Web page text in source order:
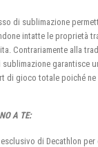
di sublimazione
intatte le proprietà
Contrariamente alla
garantisce
di gioco totale poiché ne
A TE:
di Decathlon